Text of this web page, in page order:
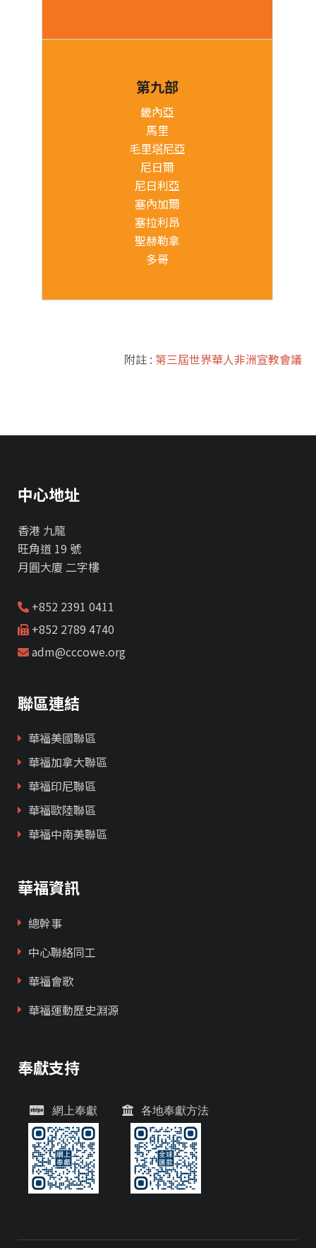
第九部
畿內亞
馬里
毛里塔尼亞
尼日爾
尼日利亞
塞內加爾
塞拉利昂
聖赫勒拿
多哥
附註 : 第三屆世界華人非洲宣教會議
中心地址
香港 九龍
旺角道 19 號
月圓大廈 二字樓
+852 2391 0411
+852 2789 4740
adm@cccowe.org
聯區連結
華福美國聯區
華福加拿大聯區
華福印尼聯區
華福歐陸聯區
華福中南美聯區
華福資訊
總幹事
中心聯絡同工
華福會歌
華福運動歷史淵源
奉獻支持
網上奉獻 各地奉獻方法